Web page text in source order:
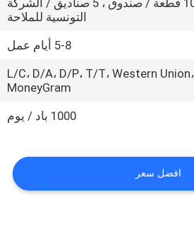
10 قطعة / صندوق ، 5 صناديق / الشركة
التونسية للملاحة
5-8 أيام عمل
L/C، D/A، D/P، T/T، Western Union،
MoneyGram
1000 باد / يوم
افضل سعر